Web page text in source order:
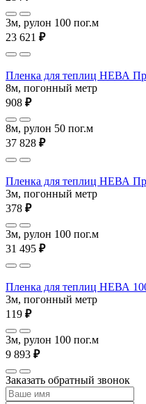
3м, рулон 100 пог.м
23 621 ₽
Пленка для теплиц НЕВА
8м, погонный метр
908 ₽
8м, рулон 50 пог.м
37 828 ₽
Пленка для теплиц НЕВА
3м, погонный метр
378 ₽
3м, рулон 100 пог.м
31 495 ₽
Пленка для теплиц НЕВА
3м, погонный метр
119 ₽
3м, рулон 100 пог.м
9 893 ₽
Заказать обратный звонок